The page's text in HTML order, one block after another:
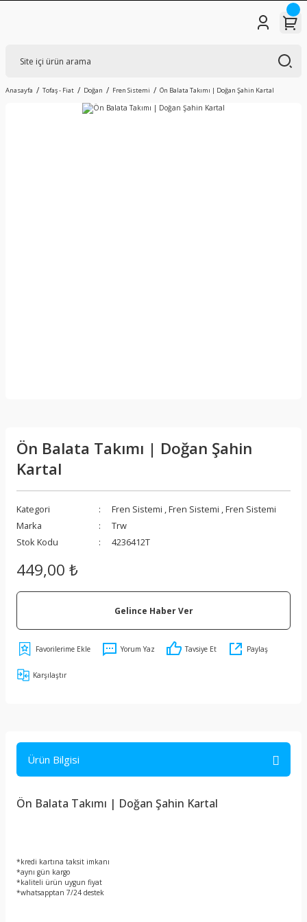
Anasayfa Tofaş - Fiat Doğan Fren Sistemi Ön Balata Takımı | Doğan Şahin Kartal
Ön Balata Takımı | Doğan Şahin
Kartal
Kategori Fren Sistemi ,Fren Sistemi ,Fren Sistemi
Marka
Trw
Stok Kodu
4236412T
449,00 ₺
Gelince Haber Ver
Yorum Yaz Tavsiye Et Paylaş
Karşılaştır
Ürün Bilgisi
Ön Balata Takımı | Doğan Şahin Kartal
*kredi kartına taksit imkanı
*aynı gün kargo
*kaliteli ürün uygun fiyat
*whatsapptan 7/24 destek